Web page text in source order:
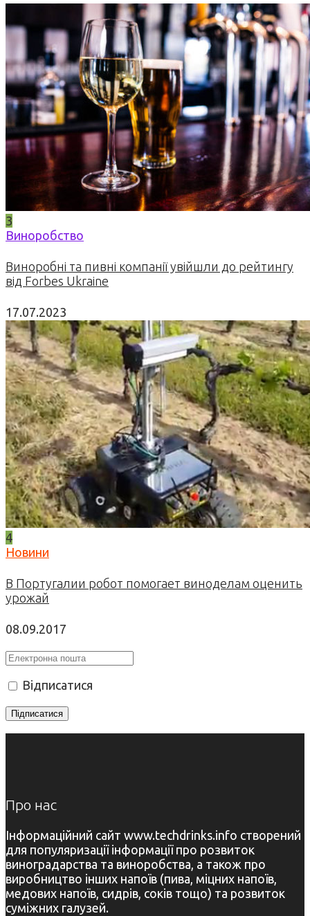
3
Виноробство
Виноробні та пивні компанії увійшли до рейтингу
від Forbes Ukraine
17.07.2023
4
Новини
В Португалии робот помогает виноделам оценить
урожай
08.09.2017
Відписатися
Про нас
Інформаційний сайт www.techdrinks.info створений
для популяризації інформації про розвиток
виноградарства та виноробства, а також про
виробництво інших напоїв (пива, міцних напоїв,
медових напоїв, сидрів, соків тощо) та розвиток
суміжних галузей.